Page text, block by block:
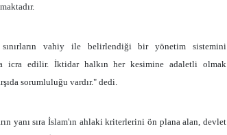
vahiy ile belirlendiği bir yönetim sistemini
icra edilir. İktidar halkın her kesimine adaletli olmak
sorumluluğu vardır." dedi.
yanı sıra İslam'ın ahlaki kriterlerini ön plana alan, devlet